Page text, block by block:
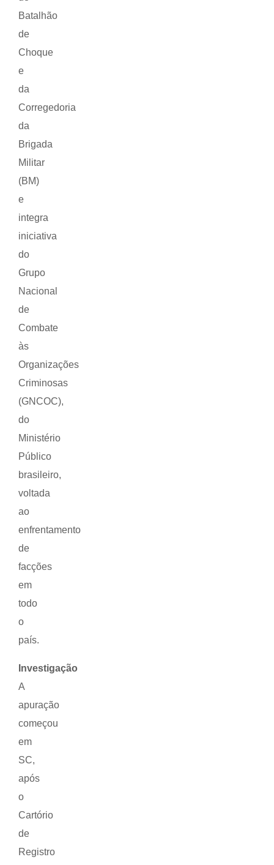
Batalhão
de
Choque
e
da
Corregedoria
da
Brigada
Militar
(BM)
e
integra
iniciativa
do
Grupo
Nacional
de
Combate
às
Organizações
Criminosas
(GNCOC),
do
Ministério
Público
brasileiro,
voltada
ao
enfrentamento
de
facções
em
todo
o
país.
Investigação
A
apuração
começou
em
SC,
após
o
Cartório
de
Registro